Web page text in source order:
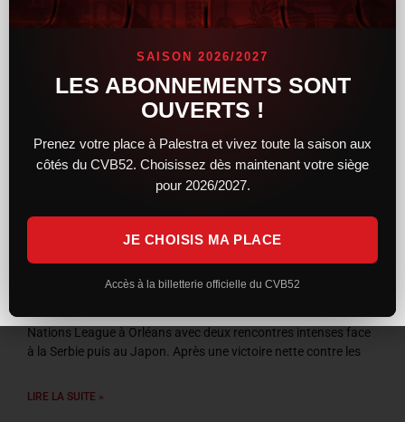
VNL 2026 : les Bleus entre confirmation et
frustration à Orléans
Nations League à Orléans avec deux rencontres intenses face
à la Serbie puis au Japon. Après une victoire nette contre les
LIRE LA SUITE »
SAISON 2026/2027
LES ABONNEMENTS SONT
OUVERTS !
Prenez votre place à Palestra et vivez toute la saison aux
côtés du CVB52. Choisissez dès maintenant votre siège
pour 2026/2027.
JE CHOISIS MA PLACE
Accès à la billetterie officielle du CVB52